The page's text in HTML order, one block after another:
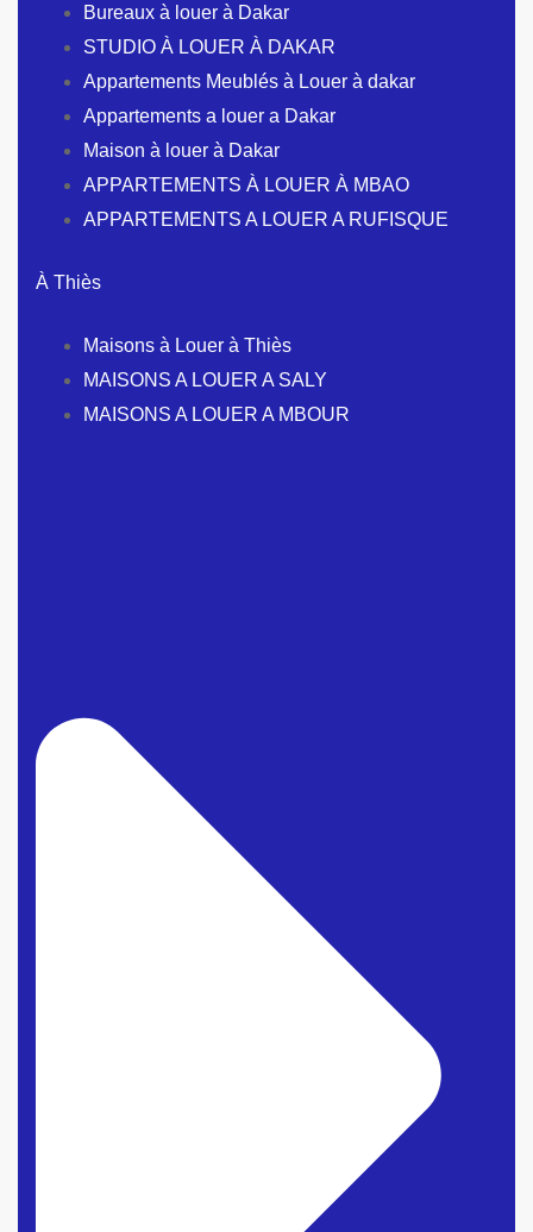
Bureaux à louer à Dakar
STUDIO À LOUER À DAKAR
Appartements Meublés à Louer à dakar
Appartements a louer a Dakar
Maison à louer à Dakar
APPARTEMENTS À LOUER À MBAO
APPARTEMENTS A LOUER A RUFISQUE
À Thiès
Maisons à Louer à Thiès
MAISONS A LOUER A SALY
MAISONS A LOUER A MBOUR